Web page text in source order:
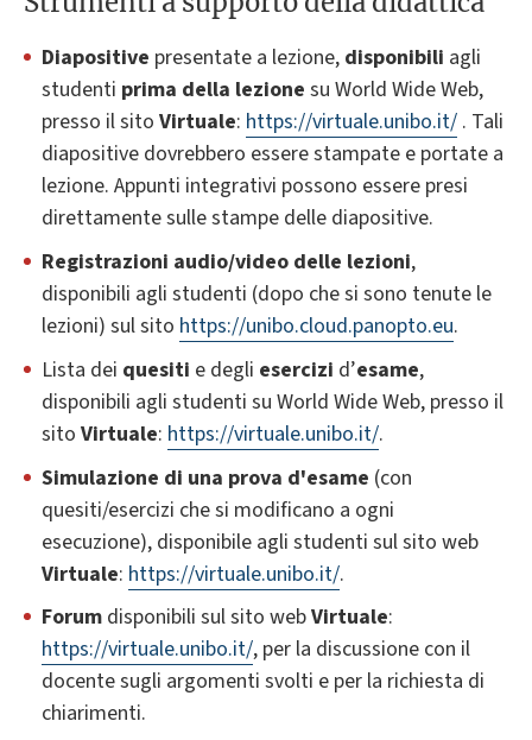
Diapositive presentate a lezione, disponibili agli
studenti prima della lezione su World Wide Web,
presso il sito Virtuale: https://virtuale.unibo.it/ . Tali
diapositive dovrebbero essere stampate e portate a
lezione. Appunti integrativi possono essere presi
direttamente sulle stampe delle diapositive.
Registrazioni audio/video delle lezioni,
disponibili agli studenti (dopo che si sono tenute le
lezioni) sul sito https://unibo.cloud.panopto.eu.
Lista dei quesiti e degli esercizi d’esame,
disponibili agli studenti su World Wide Web, presso il
sito Virtuale: https://virtuale.unibo.it/.
Simulazione di una prova d'esame (con
quesiti/esercizi che si modificano a ogni
esecuzione), disponibile agli studenti sul sito web
Virtuale: https://virtuale.unibo.it/.
Forum disponibili sul sito webVirtuale:
https://virtuale.unibo.it/, per la discussione con il
docente sugli argomenti svolti e per la richiesta di
chiarimenti.